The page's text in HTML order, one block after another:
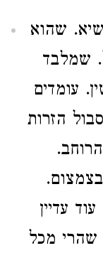
שהוא
שמלבד
עומדים
הזרות
עדיין
שהרי מכל